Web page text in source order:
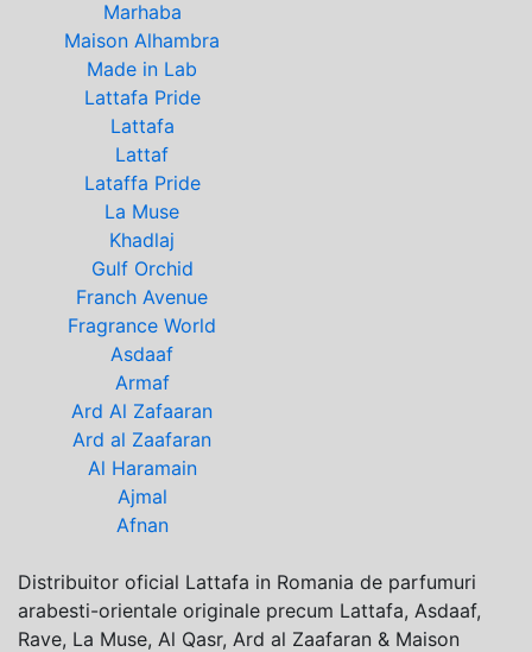
Marhaba
Maison Alhambra
Made in Lab
Lattafa Pride
Lattafa
Lattaf
Lataffa Pride
La Muse
Khadlaj
Gulf Orchid
Franch Avenue
Fragrance World
Asdaaf
Armaf
Ard Al Zafaaran
Ard al Zaafaran
Al Haramain
Ajmal
Afnan
Distribuitor oficial Lattafa in Romania de parfumuri
arabesti-orientale originale precum Lattafa, Asdaaf,
Rave, La Muse, Al Qasr, Ard al Zaafaran & Maison